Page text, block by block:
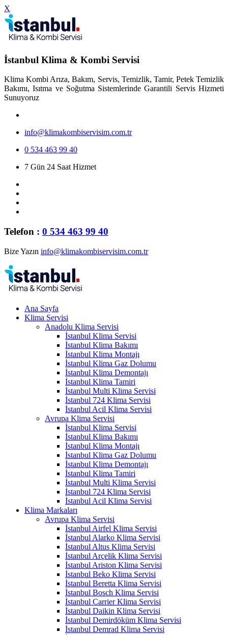
X
İstanbul Klima & Kombi Servisi
Klima Kombi Arıza, Bakım, Servis, Temizlik, Tamir, Petek Temizlik
Bakımı, Isıtma ve Soğutma Sistemlerinde Garantili Servis Hizmeti
Sunuyoruz
info@klimakombiservisim.com.tr
0 534 463 99 40
7 Gün 24 Saat Hizmet
Telefon : 0 534 463 99 40
Bize Yazın info@klimakombiservisim.com.tr
Ana Sayfa
Klima Servisi
Anadolu Klima Servisi
İstanbul Klima Servisi
İstanbul Klima Bakımı
İstanbul Klima Montajı
İstanbul Klima Gaz Dolumu
İstanbul Klima Demontajı
İstanbul Klima Tamiri
İstanbul Multi Klima Servisi
İstanbul 724 Klima Servisi
İstanbul Acil Klima Servisi
Avrupa Klima Servisi
İstanbul Klima Servisi
İstanbul Klima Bakımı
İstanbul Klima Montajı
İstanbul Klima Gaz Dolumu
İstanbul Klima Demontajı
İstanbul Klima Tamiri
İstanbul Multi Klima Servisi
İstanbul 724 Klima Servisi
İstanbul Acil Klima Servisi
Klima Markaları
Avrupa Klima Servisi
İstanbul Airfel Klima Servisi
İstanbul Alarko Klima Servisi
İstanbul Altus Klima Servisi
İstanbul Arçelik Klima Servisi
İstanbul Ariston Klima Servisi
İstanbul Beko Klima Servisi
İstanbul Beretta Klima Servisi
İstanbul Bosch Klima Servisi
İstanbul Carrier Klima Servisi
İstanbul Daikin Klima Servisi
İstanbul Demirdöküm Klima Servisi
İstanbul Demrad Klima Servisi